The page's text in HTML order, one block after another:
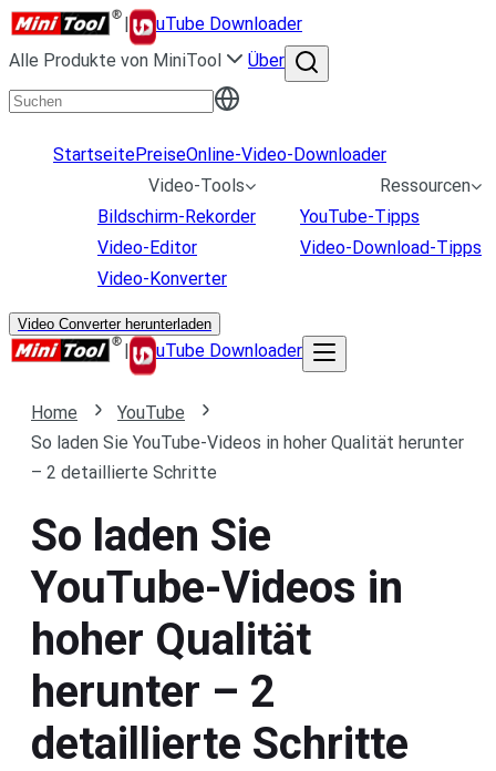
|
uTube Downloader
Alle Produkte von MiniTool
Über
StartseitePreiseOnline-Video-Downloader
Video-Tools
Bildschirm-Rekorder
Video-Editor
Video-Konverter
Ressourcen
YouTube-Tipps
Video-Download-Tipps
Video Converter herunterladen
| uTube Downloader
Home
YouTube
So laden Sie YouTube-Videos in hoher Qualität herunter
– 2 detaillierte Schritte
So laden Sie
YouTube-Videos in
hoher Qualität
herunter – 2
detaillierte Schritte